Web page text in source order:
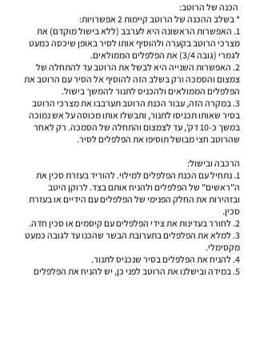
הכנה של הרוטב:
* בשלב ההכנה של הרוטב קיימות 2 אפשרויות:
1. האפשרות הראשונה היא לערבב (ללא בישול מוקדם) את
מצרכי הרוטב בקערה ולהוסיף אותו לסיר באופן שיכסה כמעט
לגמרי (גובה 3/4) את הפלפלים הממולאים.
2. האפשרות השנייה היא לבשל את הרוטב עד להתחלה של
צמצום והסמכה ורק בשלב הזה להוסיף אל הסיר עם הרוטב את
הפלפלים הממולאים ולהכניס לתנור להמשך בישול.
3. במקרה הזה, עבור הכנת הרוטב תערבבו את מצרכי הרוטב
בסיר שאותו תכניסו לתנור, ותבשלו אותו מכוסה על אש נמוכה
במשך כ-10 דק', עד לצמצום והתחלה של הסמכה. רק לאחר
שהרוטב חצי מבושל תוסיפו את הפלפלים לסיר.
הרכבה ובישול:
1. נתחיל עם הכנת הפלפלים למילוי. להוריד בעזרת סכין את
ה"ראשים" של הפלפלים ולהניח אותם בצד. לרוקן היטב
ובזהירות את החלק הפנימי של הפלפלים עם הידיים או בעזרת
סכין.
2. לחורר בעדינות את צידי הפלפלים עם קיסמים או סכין חדה.
3. למלא את הפלפלים בתערובת הבשר שהכנו עד לגובה כמעט
מקסימלי.
4. להניח את הפלפלים בסיר שנכניס לתנור.
5. במידה ובישלנו את הרוטב לפני כן, יש להניח את הפלפלים